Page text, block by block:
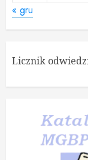
« gru
Licznik